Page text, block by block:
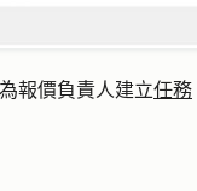
報價負責人建立任務